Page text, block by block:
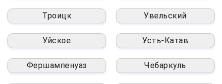
Троицк Увельский
Уйское Усть-Катав
Фершампенуаз Чебаркуль